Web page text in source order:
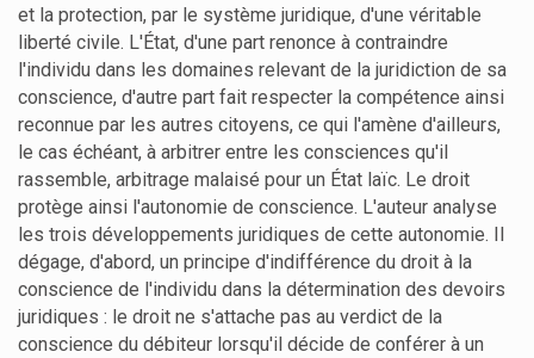
et la protection, par le système juridique, d'une véritable
liberté civile. L'État, d'une part renonce à contraindre
l'individu dans les domaines relevant de la juridiction de sa
conscience, d'autre part fait respecter la compétence ainsi
reconnue par les autres citoyens, ce qui l'amène d'ailleurs,
le cas échéant, à arbitrer entre les consciences qu'il
rassemble, arbitrage malaisé pour un État laïc. Le droit
protège ainsi l'autonomie de conscience. L'auteur analyse
les trois développements juridiques de cette autonomie. Il
dégage, d'abord, un principe d'indifférence du droit à la
conscience de l'individu dans la détermination des devoirs
juridiques : le droit ne s'attache pas au verdict de la
conscience du débiteur lorsqu'il décide de conférer à un